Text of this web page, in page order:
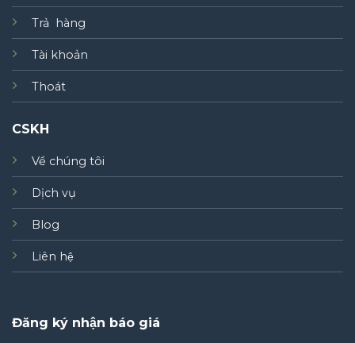
Trả hàng
Tài khoản
Thoát
CSKH
Về chúng tôi
Dịch vụ
Blog
Liên hệ
Đăng ký nhận báo giá